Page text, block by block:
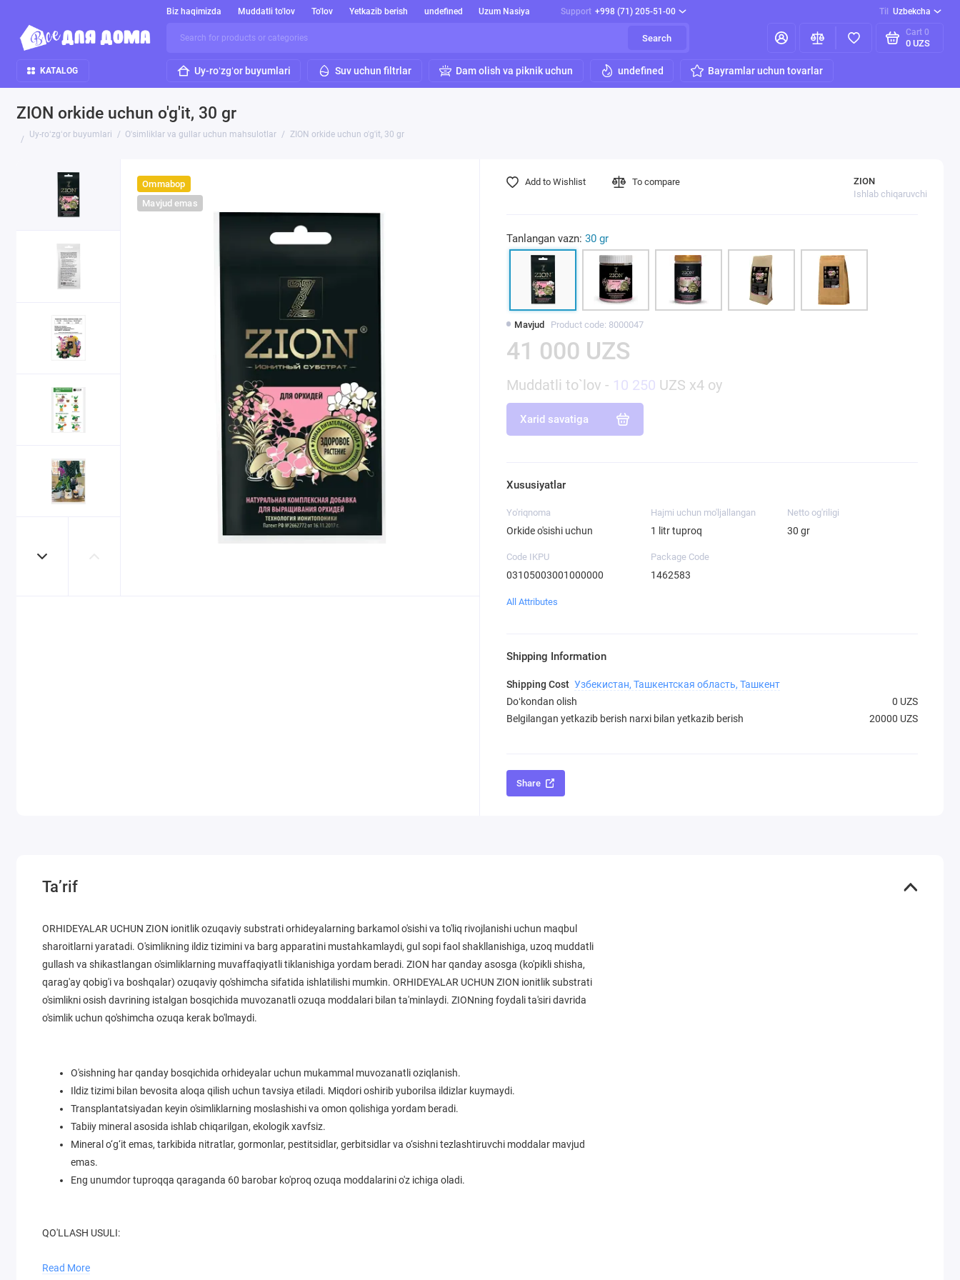
Biz haqimizda Muddatli to'lov To'lov Yetkazib berish undefined Uzum Nasiya Support +998 (71) 205-51-00 Til Uzbekcha
Search
Cart 0
0 UZS
KATALOG Uy-roʻzgʻor buyumlari Suv uchun filtrlar Dam olish va piknik uchun undefined Bayramlar uchun tovarlar
ZION orkide uchun o'g'it, 30 gr
Uy-roʻzgʻor buyumlari O'simliklar va gullar uchun mahsulotlar ZION orkide uchun o'g'it, 30 gr
Ommabop
Mavjud emas
Mavjud Product code: 8000047
ZION
Ishlab chiqaruvchi
41 000 UZS
Muddatli to`lov - 10 250 UZS x4 oy
Xarid savatiga
Add to Wishlist To compare
Tanlangan vazn: 30 gr
Xususiyatlar
Yo'riqnoma
Orkide o'sishi uchun
Hajmi uchun mo'ljallangan
1 litr tuproq
Netto og'riligi
30 gr
Code IKPU
03105003001000000
Package Code
1462583
All Attributes
Shipping Information
Shipping Cost Узбекистан, Ташкентская область, Ташкент
Doʻkondan olish
0 UZS
Belgilangan yetkazib berish narxi bilan yetkazib berish
20000 UZS
Share
Ta’rif
ORHIDEYALAR UCHUN ZION ionitlik ozuqaviy substrati orhideyalarning barkamol o'sishi va to'liq rivojlanishi uchun maqbul
sharoitlarni yaratadi. O'simlikning ildiz tizimini va barg apparatini mustahkamlaydi, gul sopi faol shakllanishiga, uzoq muddatli
gullash va shikastlangan o'simliklarning muvaffaqiyatli tiklanishiga yordam beradi. ZION har qanday asosga (ko'pikli shisha,
qarag'ay qobig'i va boshqalar) ozuqaviy qo'shimcha sifatida ishlatilishi mumkin. ORHIDEYALAR UCHUN ZION ionitlik substrati
o'simlikni osish davrining istalgan bosqichida muvozanatli ozuqa moddalari bilan ta'minlaydi. ZIONning foydali ta'siri davrida
o'simlik uchun qo'shimcha ozuqa kerak bo'lmaydi.
O'sishning har qanday bosqichida orhideyalar uchun mukammal muvozanatli oziqlanish.
Ildiz tizimi bilan bevosita aloqa qilish uchun tavsiya etiladi. Miqdori oshirib yuborilsa ildizlar kuymaydi.
Transplantatsiyadan keyin o'simliklarning moslashishi va omon qolishiga yordam beradi.
Tabiiy mineral asosida ishlab chiqarilgan, ekologik xavfsiz.
Mineral o‘g‘it emas, tarkibida nitratlar, gormonlar, pestitsidlar, gerbitsidlar va o‘sishni tezlashtiruvchi moddalar mavjud
emas.
Eng unumdor tuproqqa qaraganda 60 barobar ko'proq ozuqa moddalarini o'z ichiga oladi.
QO'LLASH USULI:
Read More